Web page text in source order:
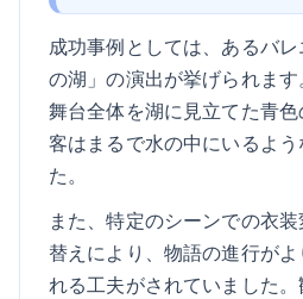
成功事例としては、あるバ
の湖」の演出が挙げられます
舞台全体を湖に見立てた青
客はまるで水の中にいるよ
た。
また、特定のシーンでの衣
替えにより、物語の進行が
れる工夫がされていました